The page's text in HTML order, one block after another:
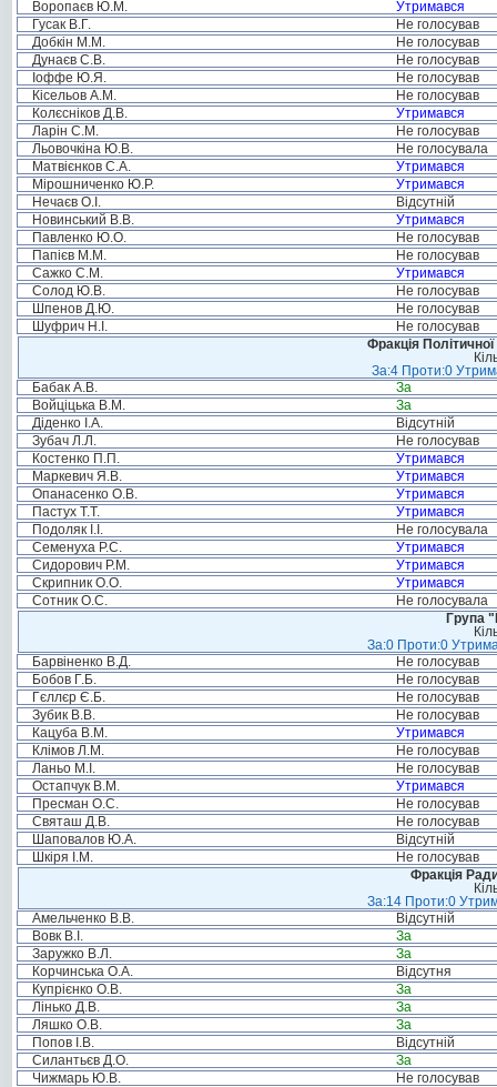
Воропаєв Ю.М.
Утримався
Гусак В.Г.
Не голосував
Добкін М.М.
Не голосував
Дунаєв С.В.
Не голосував
Іоффе Ю.Я.
Не голосував
Кісельов А.М.
Не голосував
Колєсніков Д.В.
Утримався
Ларін С.М.
Не голосував
Льовочкіна Ю.В.
Не голосувала
Матвієнков С.А.
Утримався
Мірошниченко Ю.Р.
Утримався
Нечаєв О.І.
Відсутній
Новинський В.В.
Утримався
Павленко Ю.О.
Не голосував
Папієв М.М.
Не голосував
Сажко С.М.
Утримався
Солод Ю.В.
Не голосував
Шпенов Д.Ю.
Не голосував
Шуфрич Н.І.
Не голосував
Фракція
За:4 Проти:0
Бабак А.В.
За
Войціцька В.М.
За
Діденко І.А.
Відсутній
Зубач Л.Л.
Не голосував
Костенко П.П.
Утримався
Маркевич Я.В.
Утримався
Опанасенко О.В.
Утримався
Пастух Т.Т.
Утримався
Подоляк І.І.
Не голосувала
Семенуха Р.С.
Утримався
Сидорович Р.М.
Утримався
Скрипник О.О.
Утримався
Сотник О.С.
Не голосувала
Група
За:0 Проти:0
Барвіненко В.Д.
Не голосував
Бобов Г.Б.
Не голосував
Гєллєр Є.Б.
Не голосував
Зубик В.В.
Не голосував
Кацуба В.М.
Утримався
Клімов Л.М.
Не голосував
Ланьо М.І.
Не голосував
Остапчук В.М.
Утримався
Пресман О.С.
Не голосував
Святаш Д.В.
Не голосував
Шаповалов Ю.А.
Відсутній
Шкіря І.М.
Не голосував
Фракція
За:14 Проти:0
Амельченко В.В.
Відсутній
Вовк В.І.
За
Заружко В.Л.
За
Корчинська О.А.
Відсутня
Купрієнко О.В.
За
Лінько Д.В.
За
Ляшко О.В.
За
Попов І.В.
Відсутній
Силантьєв Д.О.
За
Чижмарь Ю.В.
Не голосував